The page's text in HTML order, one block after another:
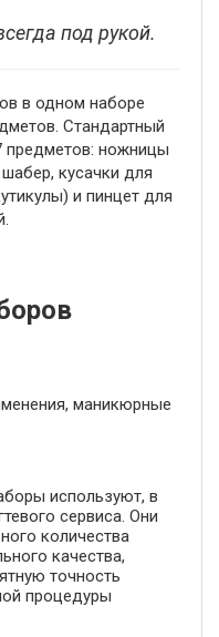
под рукой.
в одном наборе
Стандартный
предметов: ножницы
кусачки для
и пинцет для
маникюрные
используют, в
сервиса. Они
количества
качества,
точность
процедуры